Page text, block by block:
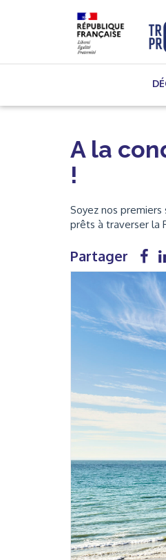
A la
!
Soyez nos
prêts à traverser la
Partager